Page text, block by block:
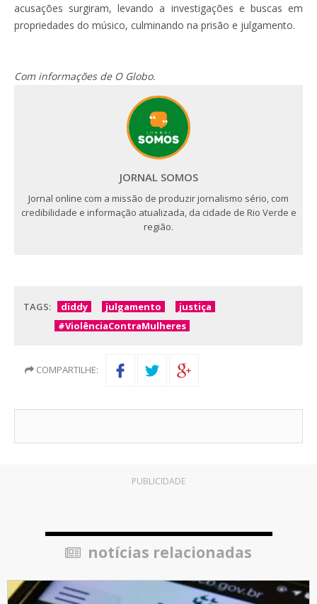
acusações surgiram, levando a investigações e buscas em
propriedades do músico, culminando na prisão e julgamento.
Com informações de O Globo.
JORNAL SOMOS
Jornal online com a missão de produzir jornalismo sério, com
credibilidade e informação atualizada, da cidade de Rio Verde e
região.
TAGS: diddy julgamento
justiça
#ViolênciaContraMulheres
COMPARTILHE:
PUBLICIDADE
notícias relacionadas